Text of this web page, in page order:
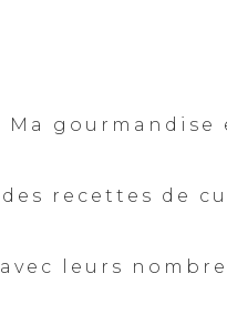
Ma
des recettes de
avec leurs